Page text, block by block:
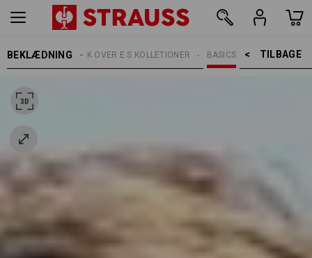
BEKLÆDNING TILBAGE    >
BASICS
OVERBLIK OVER E.S.KOLLETIONER
EMNER